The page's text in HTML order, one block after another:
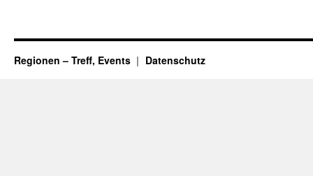
Regionen – Treff, Events Datenschutz